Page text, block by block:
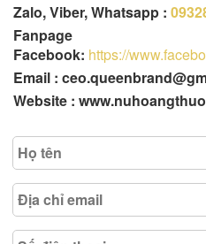
Zalo, Viber, Whatsapp :
Fanpage
Facebook: https://
Email :
Website :